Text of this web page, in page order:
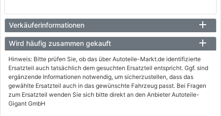
Verkäuferinformationen
Wird häufig zusammen gekauft
Hinweis: Bitte prüfen Sie, ob das über Autoteile-Markt.de identifizierte
Ersatzteil auch tatsächlich dem gesuchten Ersatzteil entspricht. Ggf. sind
ergänzende Informationen notwendig, um sicherzustellen, dass das
gewählte Ersatzteil auch in das gewünschte Fahrzeug passt. Bei Fragen
zum Ersatzteil wenden Sie sich bitte direkt an den Anbieter Autoteile-
Gigant GmbH